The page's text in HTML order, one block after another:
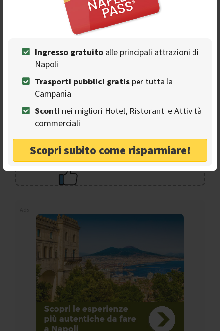
Ingresso gratuito alle principali attrazioni di
Napoli
Trasporti pubblici gratis per tutta la
Campania
Sconti nei migliori Hotel, Ristoranti e Attività
commerciali
Scopri subito come risparmiare!
aprire un altro gioco, spaziando con lo sguardo verso la
piana di Caserta, il Matese, il Circeo.
Ma questa è un'altra avventura...
Seguici sulla nostra
pagina Facebook